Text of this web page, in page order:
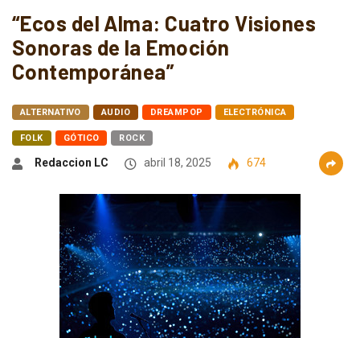
“Ecos del Alma: Cuatro Visiones
Sonoras de la Emoción
Contemporánea”
ALTERNATIVO AUDIO DREAMPOP ELECTRÓNICA
FOLK GÓTICO ROCK
Redaccion LC abril 18, 2025 674